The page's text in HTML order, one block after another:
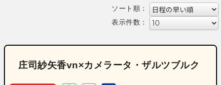
ソート順：
表示件数：
庄司紗矢香vn×カメラータ・ザルツブルク